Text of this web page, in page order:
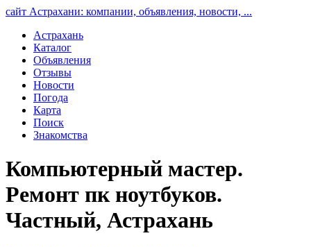
сайт Астрахани: компании, объявления, новости, ...
Астрахань
Каталог
Объявления
Отзывы
Новости
Погода
Карта
Поиск
Знакомства
Компьютерный мастер.
Ремонт пк ноутбуков.
Частный, Астрахань